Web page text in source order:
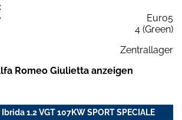
Euro5
4 (Green)
Zentrallager
Romeo Giulietta anzeigen
1.2 VGT 107KW SPORT SPECIALE